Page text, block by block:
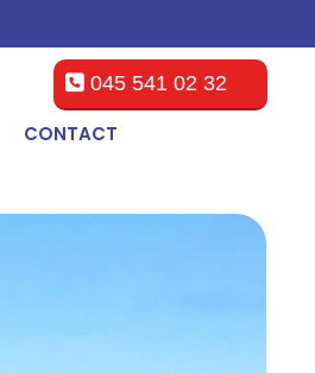
045 541 02 32
CONTACT